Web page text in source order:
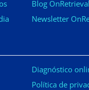
Blog OnRetrieval
Newsletter
Diagnóstico
Política de